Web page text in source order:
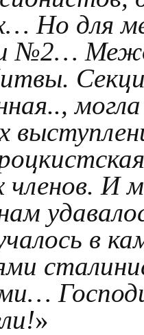
Но для
№2…
членов. И
в
»